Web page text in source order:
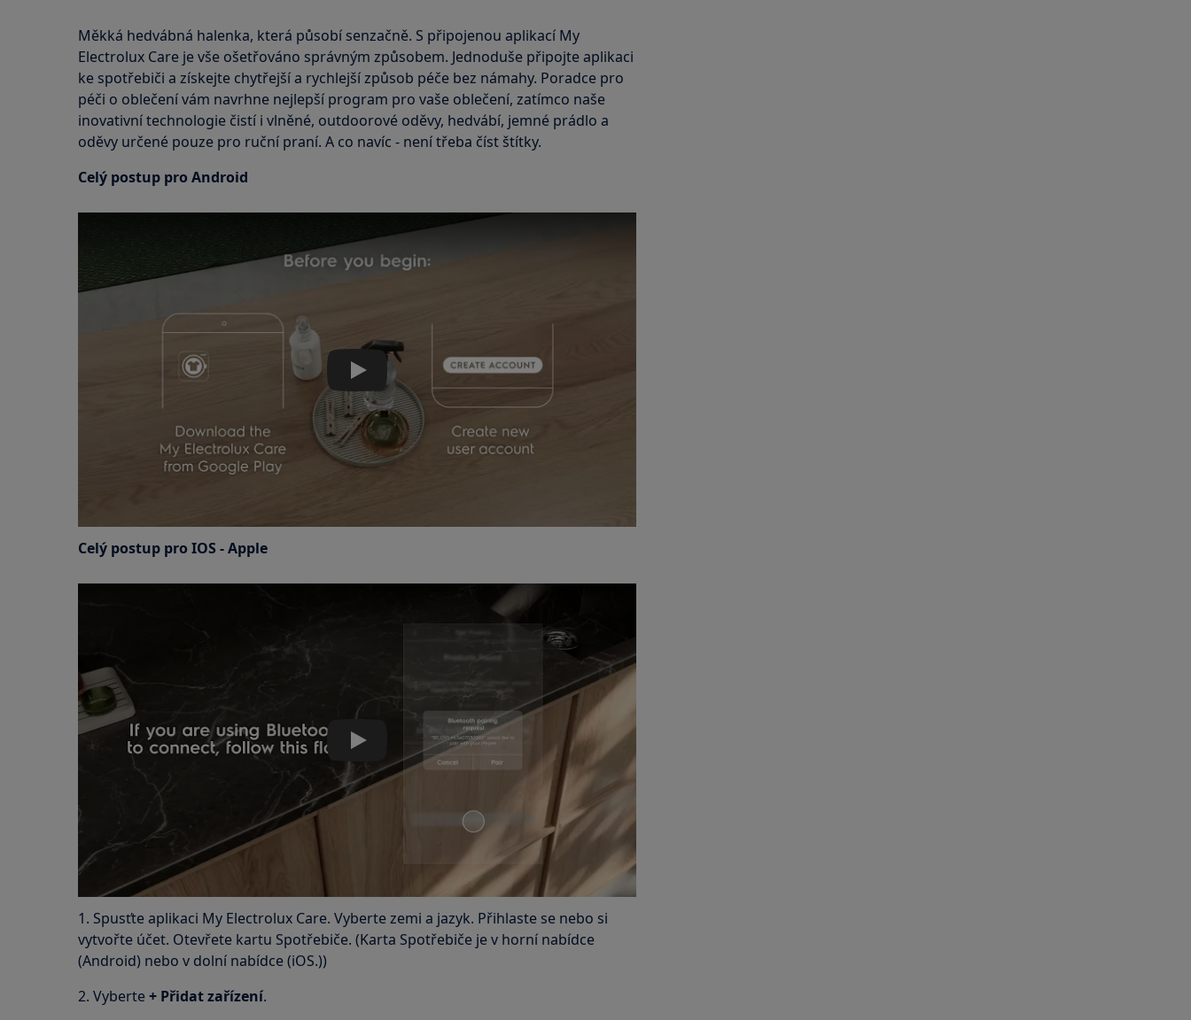
Měkká hedvábná halenka, která působí senzačně. S připojenou aplikací My
Electrolux Care je vše ošetřováno správným způsobem. Jednoduše připojte aplikaci
ke spotřebiči a získejte chytřejší a rychlejší způsob péče bez námahy. Poradce pro
péči o oblečení vám navrhne nejlepší program pro vaše oblečení, zatímco naše
inovativní technologie čistí i vlněné, outdoorové oděvy, hedvábí, jemné prádlo a
oděvy určené pouze pro ruční praní. A co navíc - není třeba číst štítky.
Celý postup pro Android
Play
Celý postup pro IOS - Apple
Play
1. Spusťte aplikaci My Electrolux Care. Vyberte zemi a jazyk. Přihlaste se nebo si
vytvořte účet. Otevřete kartu Spotřebiče. (Karta Spotřebiče je v horní nabídce
(Android) nebo v dolní nabídce (iOS.))
2. Vyberte+ Přidat zařízení.